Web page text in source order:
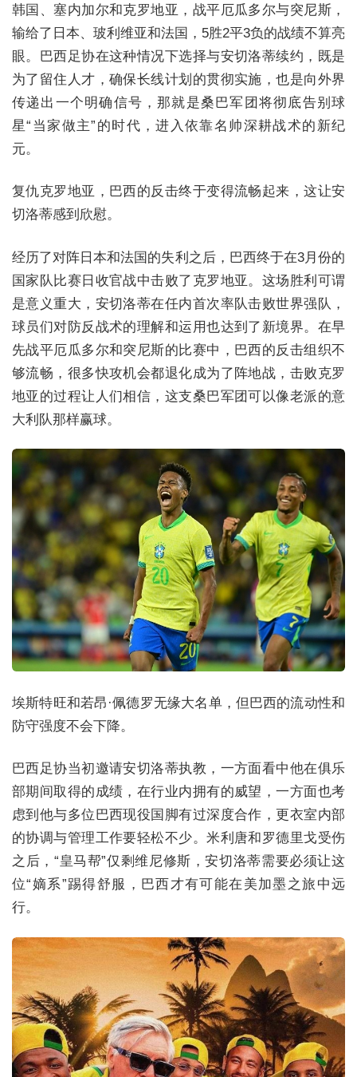
韩国、塞内加尔和克罗地亚，战平厄瓜多尔与突尼斯，
输给了日本、玻利维亚和法国，5胜2平3负的战绩不算亮
眼。巴西足协在这种情况下选择与安切洛蒂续约，既是
为了留住人才，确保长线计划的贯彻实施，也是向外界
传递出一个明确信号，那就是桑巴军团将彻底告别球
星“当家做主”的时代，进入依靠名帅深耕战术的新纪
元。
复仇克罗地亚，巴西的反击终于变得流畅起来，这让安
切洛蒂感到欣慰。
经历了对阵日本和法国的失利之后，巴西终于在3月份的
国家队比赛日收官战中击败了克罗地亚。这场胜利可谓
是意义重大，安切洛蒂在任内首次率队击败世界强队，
球员们对防反战术的理解和运用也达到了新境界。在早
先战平厄瓜多尔和突尼斯的比赛中，巴西的反击组织不
够流畅，很多快攻机会都退化成为了阵地战，击败克罗
地亚的过程让人们相信，这支桑巴军团可以像老派的意
大利队那样赢球。
埃斯特旺和若昂·佩德罗无缘大名单，但巴西的流动性和
防守强度不会下降。
巴西足协当初邀请安切洛蒂执教，一方面看中他在俱乐
部期间取得的成绩，在行业内拥有的威望，一方面也考
虑到他与多位巴西现役国脚有过深度合作，更衣室内部
的协调与管理工作要轻松不少。米利唐和罗德里戈受伤
之后，“皇马帮”仅剩维尼修斯，安切洛蒂需要必须让这
位“嫡系”踢得舒服，巴西才有可能在美加墨之旅中远
行。